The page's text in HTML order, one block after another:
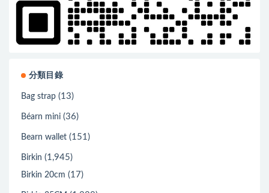
分類目錄
Bag strap (13)
Béarn mini (36)
Bearn wallet (151)
Birkin (1,945)
Birkin 20cm (17)